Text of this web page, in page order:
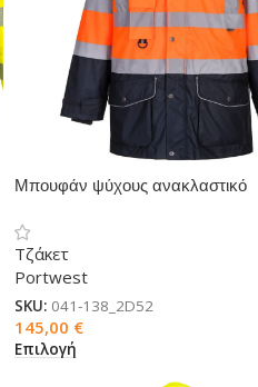
Μπουφάν ψύχους ανακλαστικό
Τζάκετ
Portwest
SKU: 041-138_2D52
145,00 €
Επιλογή